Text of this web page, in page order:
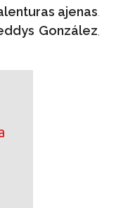
ajenas.
González,